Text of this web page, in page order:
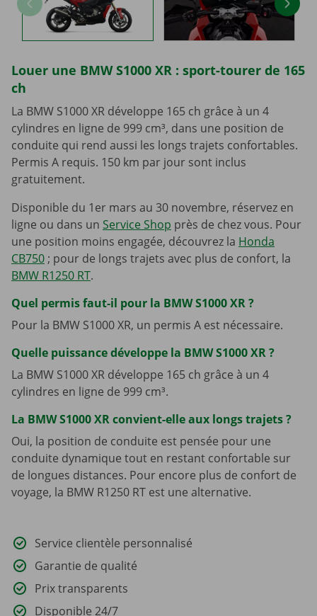
Louer une BMW S1000 XR : sport-tourer de 165
ch
La BMW S1000 XR développe 165 ch grâce à un 4
cylindres en ligne de 999 cm³, dans une position de
conduite qui rend aussi les longs trajets confortables.
Permis A requis. 150 km par jour sont inclus
gratuitement.
Disponible du 1er mars au 30 novembre, réservez en
ligne ou dans un Service Shop près de chez vous. Pour
une position moins engagée, découvrez la Honda
CB750 ; pour de longs trajets avec plus de confort, la
BMW R1250 RT.
Quel permis faut-il pour la BMW S1000 XR ?
Pour la BMW S1000 XR, un permis A est nécessaire.
Quelle puissance développe la BMW S1000 XR ?
La BMW S1000 XR développe 165 ch grâce à un 4
cylindres en ligne de 999 cm³.
La BMW S1000 XR convient-elle aux longs trajets ?
Oui, la position de conduite est pensée pour une
conduite dynamique tout en restant confortable sur
de longues distances. Pour encore plus de confort de
voyage, la BMW R1250 RT est une alternative.
Service clientèle personnalisé
Garantie de qualité
Prix transparents
Disponible 24/7